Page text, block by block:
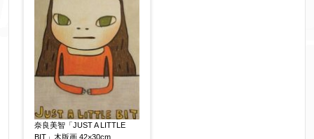
※添付画像は5MBまでのjpg、gif、pig、pdf形式
にてお送りください。
れてくる送信確認メール記載のアドレスからもお
送り頂けます。
奈良美智「JUST A LITTLE
BIT」木版画 42×30cm